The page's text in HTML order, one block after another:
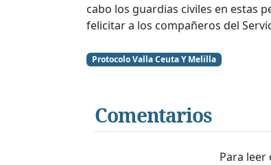
cabo los guardias civiles en estas
felicitar a los compañeros del
Protocolo Valla Ceuta Y Melilla
Comentarios
Para